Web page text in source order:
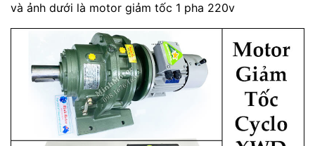
và ảnh dưới là motor giảm tốc 1 pha 220v